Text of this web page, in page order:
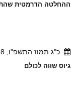
ההחלטה הדרמטית
כ"ג תמוז התשפ"ו, 11:48
גיוס שווה לכולם